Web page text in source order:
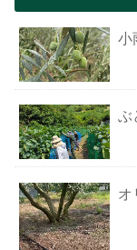
小
ぶ
オ